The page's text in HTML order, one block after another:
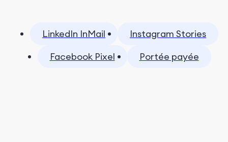
LinkedIn InMail
Instagram Stories
Facebook Pixel
Portée payée